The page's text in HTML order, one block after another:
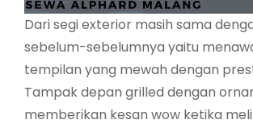
Dari segi exterior masih sama
sebelum-sebelumnya yaitu
tempilan yang mewah dengan
Tampak depan grilled dengan
memberikan kesan wow ketika